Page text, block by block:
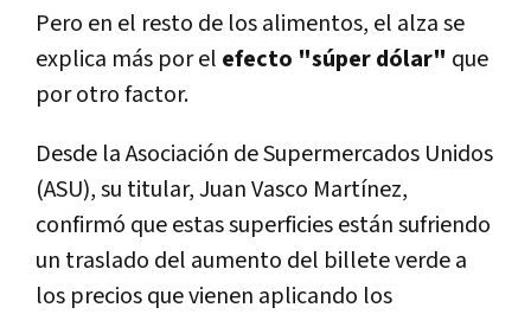
Pero en el resto de los alimentos, el alza se
explica más por el efecto "súper dólar" que
por otro factor.
Desde la Asociación de Supermercados Unidos
(ASU), su titular, Juan Vasco Martí­nez,
confirmó que estas superficies están sufriendo
un traslado del aumento del billete verde a
los precios que vienen aplicando los